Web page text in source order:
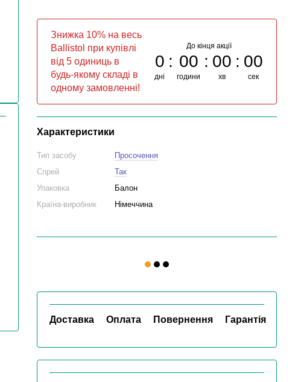
Знижка 10% на весь
Ballistol при купівлі
від 5 одиниць в
будь-якому складі в
одному замовленні!
До кінця акції
0
дні
00
години
00
хв
00
сек
Характеристики
Тип засобу
Просочення
Спрей
Так
Упаковка
Балон
Країна-виробник
Німеччина
Доставка Оплата Повернення Гарантія